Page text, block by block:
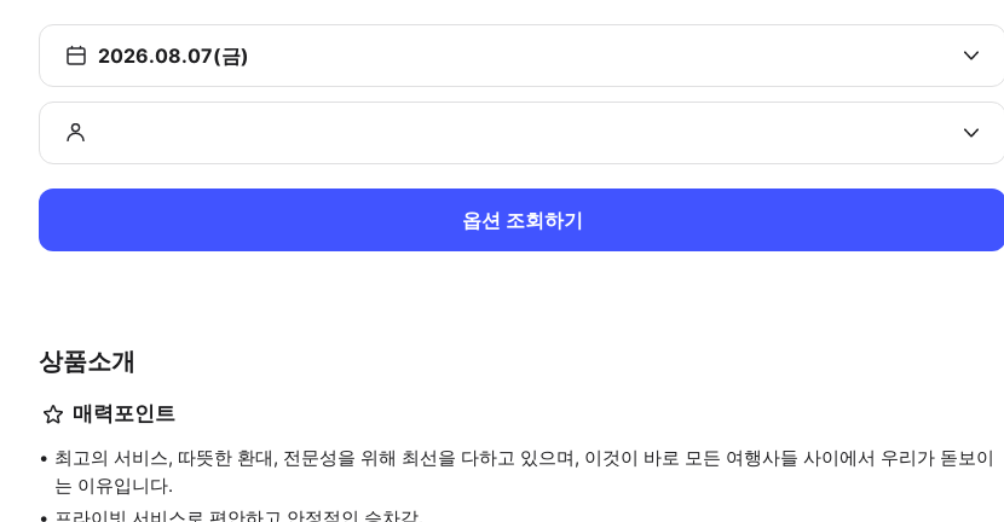
2026.08.07(금)
옵션 조회하기
상품소개
매력포인트
최고의 서비스, 따뜻한 환대, 전문성을 위해 최선을 다하고 있으며, 이것이 바로 모든 여행사들 사이에서 우리가 돋보이
는 이유입니다.
프라이빗 서비스로 편안하고 안정적인 승차감.